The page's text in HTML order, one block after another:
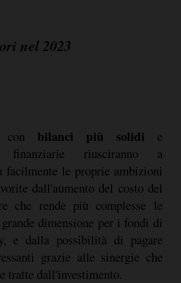
nel 2023
con bilanci più solidi e
finanziarie riusciranno a
facilmente le proprie ambizioni
dall'aumento del costo del
che rende più complesse le
dimensione per i fondi di
e dalla possibilità di pagare
grazie alle sinergie che
tratte dall'investimento.